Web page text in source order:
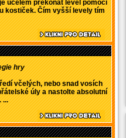
účelem překonat level pomocí
kostiček. Čím vyšší levely tím
hry
včelých, nebo snad vosích
úly a nastolte absolutní
...